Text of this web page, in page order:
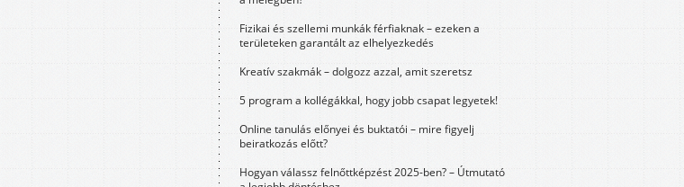
Fizikai és szellemi munkák férfiaknak – ezeken a
területeken garantált az elhelyezkedés
Kreatív szakmák – dolgozz azzal, amit szeretsz
5 program a kollégákkal, hogy jobb csapat legyetek!
Online tanulás előnyei és buktatói – mire figyelj
beiratkozás előtt?
Hogyan válassz felnőttképzést 2025-ben? – Útmutató